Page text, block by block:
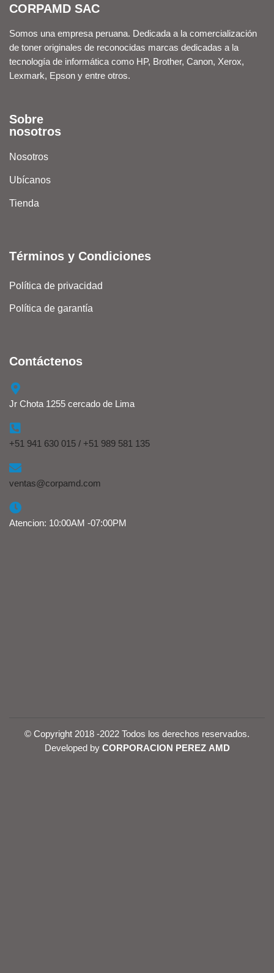
CORPAMD SAC
Somos una empresa peruana. Dedicada a la comercialización
de toner originales de reconocidas marcas dedicadas a la
tecnología de informática como HP, Brother, Canon, Xerox,
Lexmark, Epson y entre otros.
Sobre
nosotros
Nosotros
Ubícanos
Tienda
Términos y Condiciones
Política de privacidad
Política de garantía
Contáctenos
Jr Chota 1255 cercado de Lima
+51 941 630 015 / +51 989 581 135
ventas@corpamd.com
Atencion: 10:00AM -07:00PM
© Copyright 2018 -2022 Todos los derechos reservados.
Developed by CORPORACION PEREZ AMD